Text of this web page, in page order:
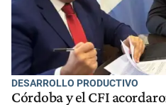
DESARROLLO PRODUCTIVO
Córdoba y el CFI